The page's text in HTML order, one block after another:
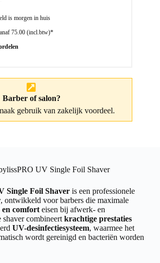
is morgen in huis
75.00 (incl.btw)*
Barber of salon?
gebruik van zakelijk voordeel.
UV Single Foil Shaver
Single Foil Shaver is een professionele
, ontwikkeld voor barbers die maximale
en comfort eisen bij afwerk- en
shaver combineert krachtige prestaties
UV-desinfectiesysteem, waarmee het
wordt gereinigd en bacteriën worden